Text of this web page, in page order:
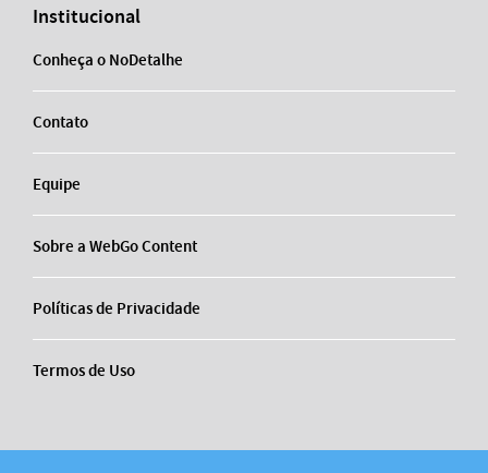
Institucional
Conheça o NoDetalhe
Contato
Equipe
Sobre a WebGo Content
Políticas de Privacidade
Termos de Uso